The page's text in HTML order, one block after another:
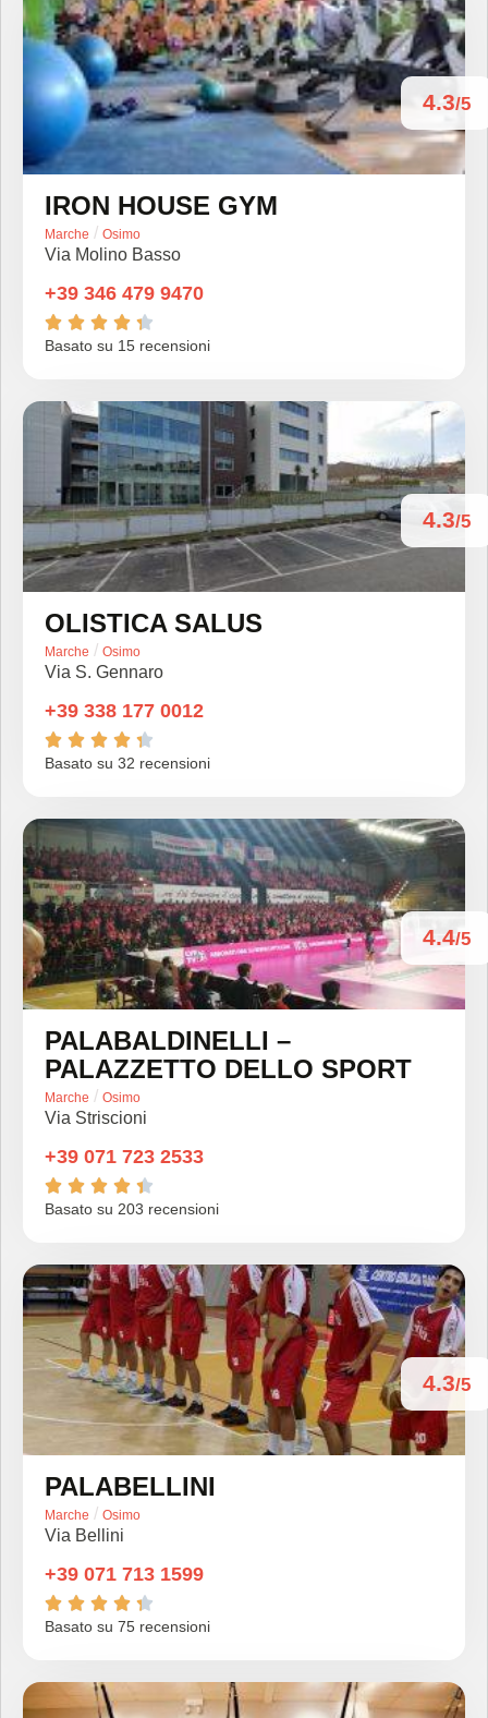
4.3/5
IRON HOUSE GYM
Marche / Osimo
Via Molino Basso
+39 346 479 9470
    
Basato su 15 recensioni
4.3/5
OLISTICA SALUS
Marche / Osimo
Via S. Gennaro
+39 338 177 0012
    
Basato su 32 recensioni
4.4/5
PALABALDINELLI –
PALAZZETTO DELLO SPORT
Marche / Osimo
Via Striscioni
+39 071 723 2533
    
Basato su 203 recensioni
4.3/5
PALABELLINI
Marche / Osimo
Via Bellini
+39 071 713 1599
    
Basato su 75 recensioni